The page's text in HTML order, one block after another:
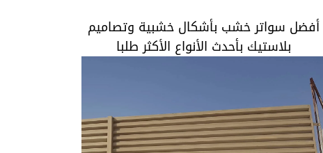
أفضل سواتر خشب بأشكال خشبية وتصاميم
بلاستيك بأحدث الأنواع الأكثر طلبا